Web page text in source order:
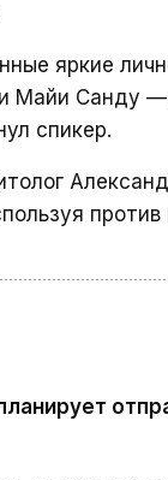
яркие
Майи Санду
спикер.